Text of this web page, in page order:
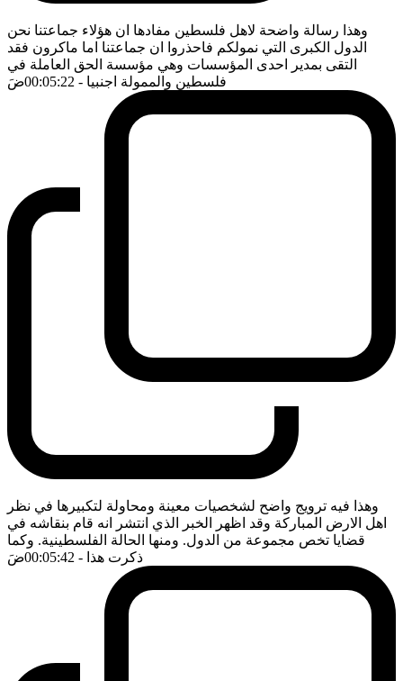
وهذا رسالة واضحة لاهل فلسطين مفادها ان هؤلاء جماعتنا نحن
الدول الكبرى التي نمولكم فاحذروا ان جماعتنا اما ماكرون فقد
التقى بمدير احدى المؤسسات وهي مؤسسة الحق العاملة في
فلسطين والممولة اجنبيا - 00:05:22 ضَ
وهذا فيه ترويج واضح لشخصيات معينة ومحاولة لتكبيرها في نظر
اهل الارض المباركة وقد اظهر الخبر الذي انتشر انه قام بنقاشه في
قضايا تخص مجموعة من الدول. ومنها الحالة الفلسطينية. وكما
ذكرت هذا - 00:05:42 ضَ